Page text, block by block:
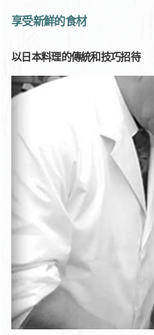
享受新鮮的食材
以日本料理的傳統和技巧招待